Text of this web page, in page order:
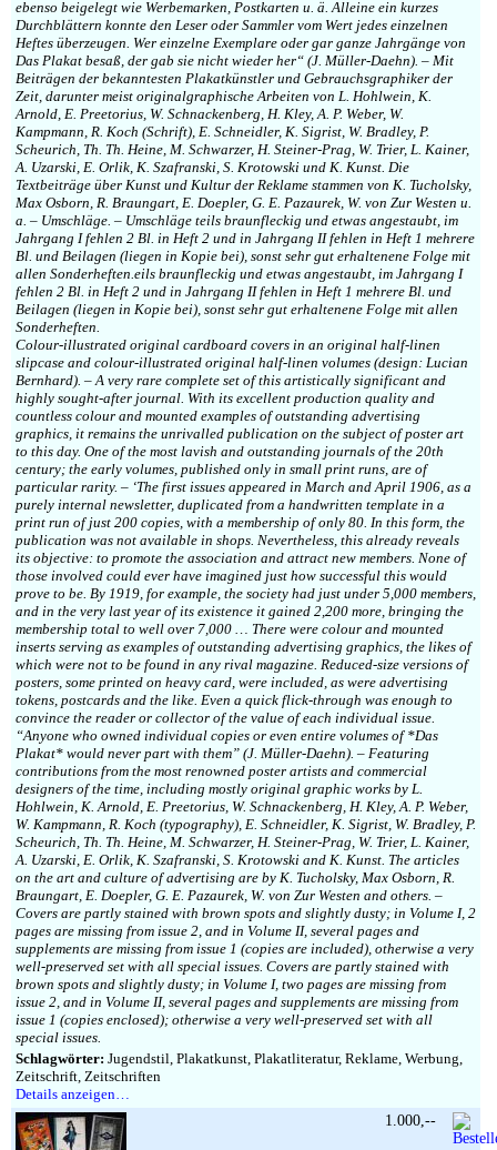
ebenso beigelegt wie Werbemarken, Postkarten u. ä. Alleine ein kurzes
Durchblättern konnte den Leser oder Sammler vom Wert jedes einzelnen
Heftes überzeugen. Wer einzelne Exemplare oder gar ganze Jahrgänge von
Das Plakat besaß, der gab sie nicht wieder her“ (J. Müller-Daehn). – Mit
Beiträgen der bekanntesten Plakatkünstler und Gebrauchsgraphiker der
Zeit, darunter meist originalgraphische Arbeiten von L. Hohlwein, K.
Arnold, E. Preetorius, W. Schnackenberg, H. Kley, A. P. Weber, W.
Kampmann, R. Koch (Schrift), E. Schneidler, K. Sigrist, W. Bradley, P.
Scheurich, Th. Th. Heine, M. Schwarzer, H. Steiner-Prag, W. Trier, L. Kainer,
A. Uzarski, E. Orlik, K. Szafranski, S. Krotowski und K. Kunst. Die
Textbeiträge über Kunst und Kultur der Reklame stammen von K. Tucholsky,
Max Osborn, R. Braungart, E. Doepler, G. E. Pazaurek, W. von Zur Westen u.
a. – Umschläge. – Umschläge teils braunfleckig und etwas angestaubt, im
Jahrgang I fehlen 2 Bl. in Heft 2 und in Jahrgang II fehlen in Heft 1 mehrere
Bl. und Beilagen (liegen in Kopie bei), sonst sehr gut erhaltenene Folge mit
allen Sonderheften.eils braunfleckig und etwas angestaubt, im Jahrgang I
fehlen 2 Bl. in Heft 2 und in Jahrgang II fehlen in Heft 1 mehrere Bl. und
Beilagen (liegen in Kopie bei), sonst sehr gut erhaltenene Folge mit allen
Sonderheften.
Colour-illustrated original cardboard covers in an original half-linen
slipcase and colour-illustrated original half-linen volumes (design: Lucian
Bernhard). – A very rare complete set of this artistically significant and
highly sought-after journal. With its excellent production quality and
countless colour and mounted examples of outstanding advertising
graphics, it remains the unrivalled publication on the subject of poster art
to this day. One of the most lavish and outstanding journals of the 20th
century; the early volumes, published only in small print runs, are of
particular rarity. – ‘The first issues appeared in March and April 1906, as a
purely internal newsletter, duplicated from a handwritten template in a
print run of just 200 copies, with a membership of only 80. In this form, the
publication was not available in shops. Nevertheless, this already reveals
its objective: to promote the association and attract new members. None of
those involved could ever have imagined just how successful this would
prove to be. By 1919, for example, the society had just under 5,000 members,
and in the very last year of its existence it gained 2,200 more, bringing the
membership total to well over 7,000 … There were colour and mounted
inserts serving as examples of outstanding advertising graphics, the likes of
which were not to be found in any rival magazine. Reduced-size versions of
posters, some printed on heavy card, were included, as were advertising
tokens, postcards and the like. Even a quick flick-through was enough to
convince the reader or collector of the value of each individual issue.
“Anyone who owned individual copies or even entire volumes of *Das
Plakat* would never part with them” (J. Müller-Daehn). – Featuring
contributions from the most renowned poster artists and commercial
designers of the time, including mostly original graphic works by L.
Hohlwein, K. Arnold, E. Preetorius, W. Schnackenberg, H. Kley, A. P. Weber,
W. Kampmann, R. Koch (typography), E. Schneidler, K. Sigrist, W. Bradley, P.
Scheurich, Th. Th. Heine, M. Schwarzer, H. Steiner-Prag, W. Trier, L. Kainer,
A. Uzarski, E. Orlik, K. Szafranski, S. Krotowski and K. Kunst. The articles
on the art and culture of advertising are by K. Tucholsky, Max Osborn, R.
Braungart, E. Doepler, G. E. Pazaurek, W. von Zur Westen and others. –
Covers are partly stained with brown spots and slightly dusty; in Volume I, 2
pages are missing from issue 2, and in Volume II, several pages and
supplements are missing from issue 1 (copies are included), otherwise a very
well-preserved set with all special issues. Covers are partly stained with
brown spots and slightly dusty; in Volume I, two pages are missing from
issue 2, and in Volume II, several pages and supplements are missing from
issue 1 (copies enclosed); otherwise a very well-preserved set with all
special issues.
Schlagwörter: Jugendstil, Plakatkunst, Plakatliteratur, Reklame, Werbung,
Zeitschrift, Zeitschriften
Details anzeigen…
1.000,--